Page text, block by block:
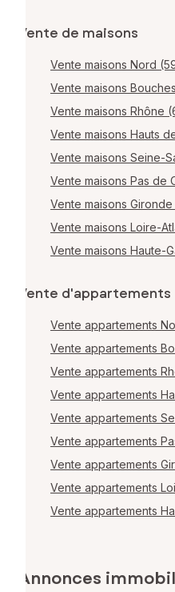
Vente de maisons
Vente maisons Nord
Vente maisons
Vente maisons Rhône
Vente maisons Hauts
Vente maisons Seine-
Vente maisons Pas de
Vente maisons Gironde
Vente maisons Loire-
Vente maisons Haute-
Vente d'appartements
Vente appartements
Vente appartements
Vente appartements
Vente appartements
Vente appartements
Vente appartements
Vente appartements
Vente appartements
Vente appartements
Annonces